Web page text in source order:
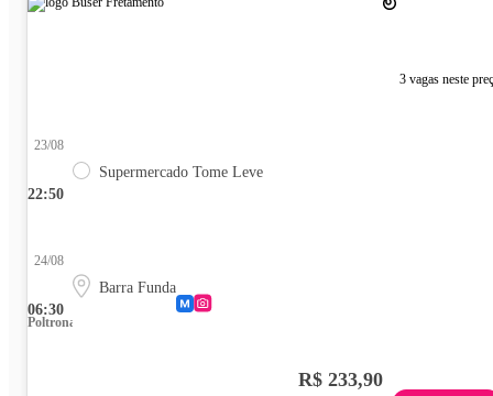
3 vagas neste
22:50
23/08
Supermercado Tome Leve
06:30
24/08
Barra Funda
Poltrona
R$ 233,90